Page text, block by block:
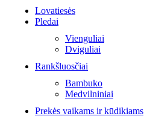
Lovatiesės
Pledai
Vienguliai
Dviguliai
Rankšluosčiai
Bambuko
Medvilniniai
Prekės vaikams ir kūdikiams